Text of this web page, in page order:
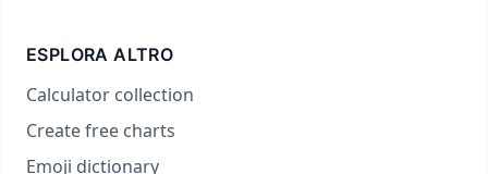
ESPLORA ALTRO
Calculator collection
Create free charts
Emoji dictionary